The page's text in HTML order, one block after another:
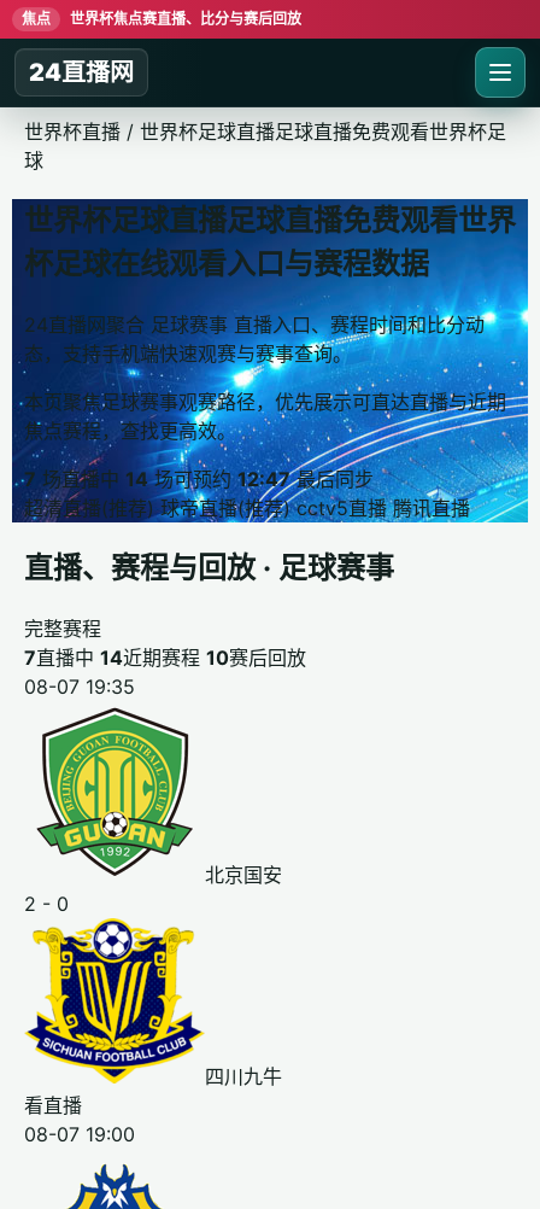
焦点 世界杯焦点赛直播、比分与赛后回放
24直播网
世界杯直播 / 世界杯足球直播足球直播免费观看世界杯足
球
世界杯足球直播足球直播免费观看世界
杯足球在线观看入口与赛程数据
24直播网聚合 足球赛事 直播入口、赛程时间和比分动
态，支持手机端快速观赛与赛事查询。
本页聚焦足球赛事观赛路径，优先展示可直达直播与近期
焦点赛程，查找更高效。
7 场直播中 14场可预约 12:47最后同步
超清直播(推荐) 球帝直播(推荐) cctv5直播 腾讯直播
直播、赛程与回放 · 足球赛事
完整赛程
7直播中 14近期赛程 10赛后回放
08-07 19:35
北京国安
2 - 0
四川九牛
看直播
08-07 19:00